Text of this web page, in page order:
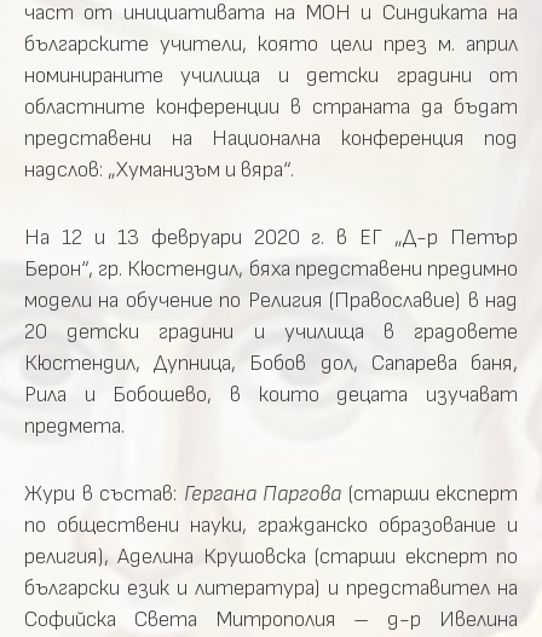
част от инициативата на МОН и Синдиката на
българските учители, която цели през м. април
номинираните училища и детски градини от
областните конференции в страната да бъдат
представени на Национална конференция под
надслов: „Хуманизъм и вяра“.
На 12 и 13 февруари 2020 г. в ЕГ „Д-р Петър
Берон“, гр. Кюстендил, бяха представени предимно
модели на обучение по Религия (Православие) в над
20 детски градини и училища в градовете
Кюстендил, Дупница, Бобов дол, Сапарева баня,
Рила и Бобошево, в които децата изучават
предмета.
Жури в състав: Гергана Паргова (старши експерт
по обществени науки, гражданско образование и
религия), Аделина Крушовска (старши експерт по
български език и литература) и представител на
Софийска Света Митрополия – д-р Ивелина